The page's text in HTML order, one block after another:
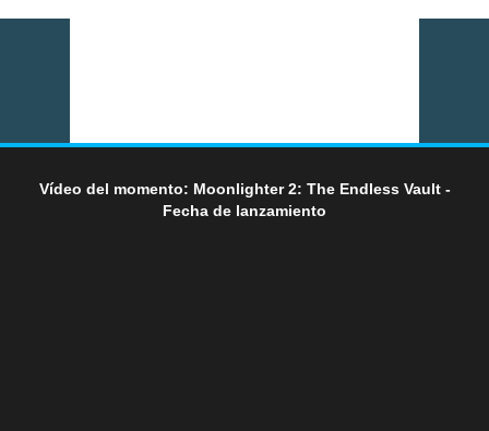
Vídeo del momento: Moonlighter 2: The Endless Vault -
Fecha de lanzamiento